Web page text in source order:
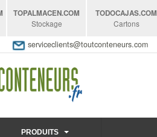
TOPALMACEN.COM
Stockage
TODOCAJAS.COM
Cartons
serviceclients@toutconteneurs.com
PRODUITS